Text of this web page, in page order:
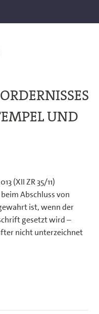
UND
(XII ZR 35/11)
Abschluss von
ist, wenn der
gesetzt wird –
nicht unterzeichnet